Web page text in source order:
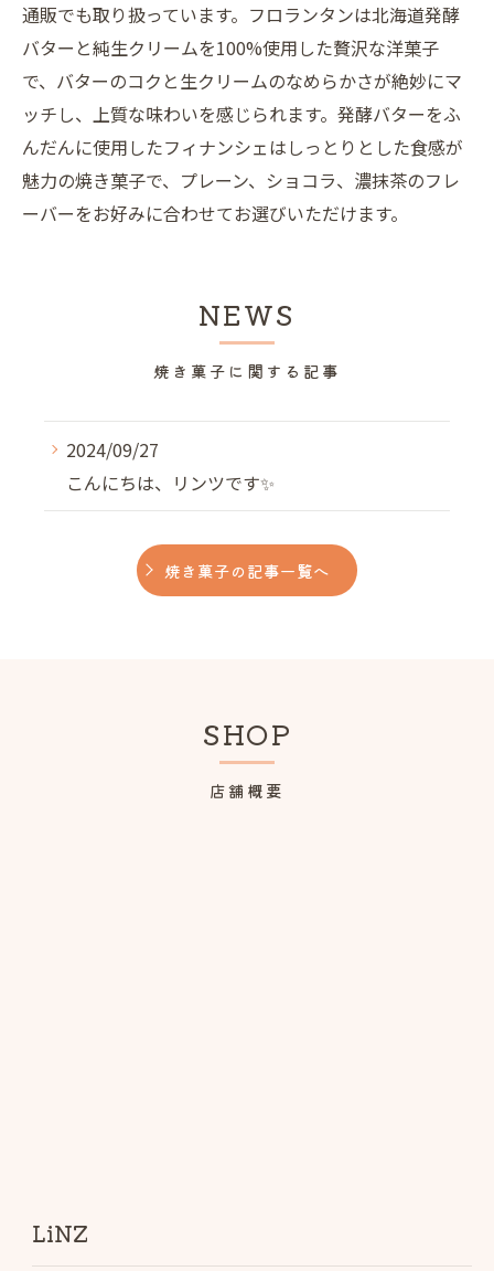
通販でも取り扱っています。フロランタンは北海道発酵
バターと純生クリームを100%使用した贅沢な洋菓子
で、バターのコクと生クリームのなめらかさが絶妙にマ
ッチし、上質な味わいを感じられます。発酵バターをふ
んだんに使用したフィナンシェはしっとりとした食感が
魅力の焼き菓子で、プレーン、ショコラ、濃抹茶のフレ
ーバーをお好みに合わせてお選びいただけます。
NEWS
焼き菓子に関する記事
2024/09/27
こんにちは、リンツです✨️
焼き菓子の記事一覧へ
SHOP
店舗概要
LiNZ